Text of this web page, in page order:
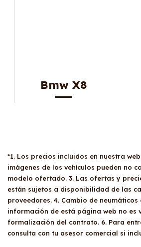
Bmw X8
*1. Los precios incluidos en nuestra
imágenes de los vehículos pueden no
modelo ofertado. 3. Las ofertas y
están sujetos a disponibilidad de las
proveedores. 4. Cambio de
información de está página web no es
formalización del contrato. 6. Para
consulta con tu asesor comercial si